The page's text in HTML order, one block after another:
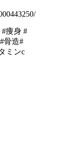
痩身 #
骨造#
ミンc